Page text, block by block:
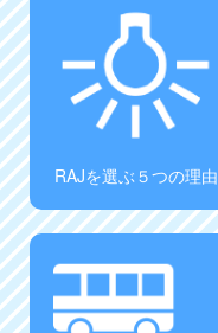
RAJを選ぶ５つの理由